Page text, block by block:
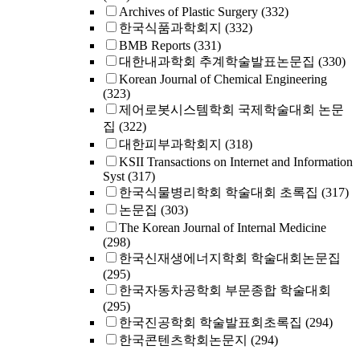
Archives of Plastic Surgery (332)
한국식품과학회지 (332)
BMB Reports (331)
대한내과학회 추계학술발표논문집 (330)
Korean Journal of Chemical Engineering
(323)
제어로봇시스템학회 국제학술대회 논문
집 (322)
대한피부과학회지 (318)
KSII Transactions on Internet and Information
Syst (317)
한국식물병리학회 학술대회 초록집 (317)
논문집 (303)
The Korean Journal of Internal Medicine
(298)
한국신재생에너지학회 학술대회논문집
(295)
한국자동차공학회 부문종합 학술대회
(295)
한국진공학회 학술발표회초록집 (294)
한국콘텐츠학회논문지 (294)